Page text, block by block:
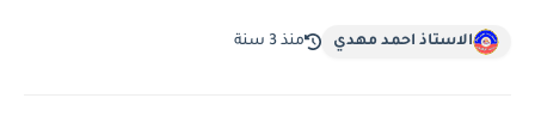
الاستاذ احمد مهدي منذ 3 سنة